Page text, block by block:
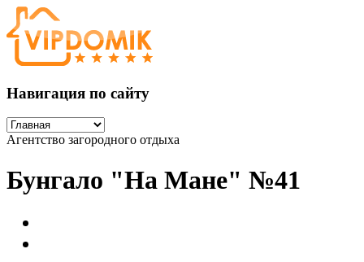
Навигация по сайту
Агентство загородного отдыха
Бунгало "На Мане" №41